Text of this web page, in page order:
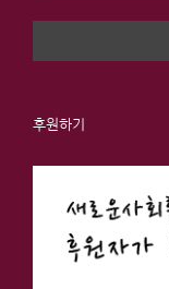
후원하기